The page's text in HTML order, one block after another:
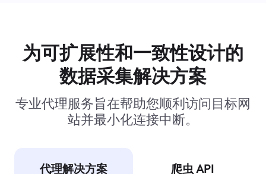
为可扩展性和一致性设计的
数据采集解决方案
专业代理服务旨在帮助您顺利访问目标网
站并最小化连接中断。
代理解决方案 爬虫 API